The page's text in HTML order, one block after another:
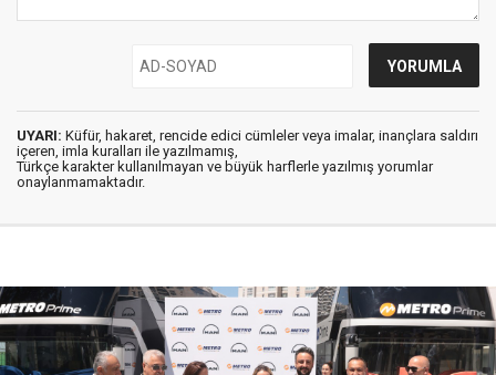
UYARI: Küfür, hakaret, rencide edici cümleler veya imalar, inançlara saldırı
içeren, imla kuralları ile yazılmamış,
Türkçe karakter kullanılmayan ve büyük harflerle yazılmış yorumlar
onaylanmamaktadır.